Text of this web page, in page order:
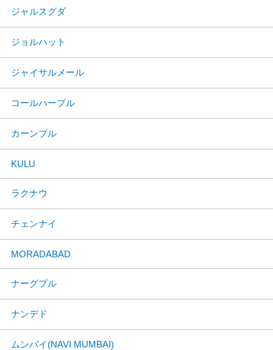
ジャルスグダ
ジョルハット
ジャイサルメール
コールハープル
カーンプル
KULU
ラクナウ
チェンナイ
MORADABAD
ナーグプル
ナンデド
ムンバイ(NAVI MUMBAI)